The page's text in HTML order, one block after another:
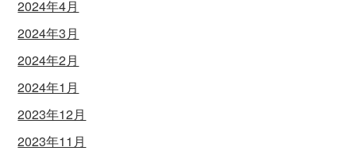
2024年4月
2024年3月
2024年2月
2024年1月
2023年12月
2023年11月